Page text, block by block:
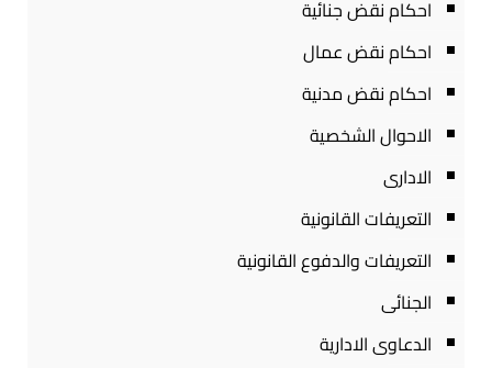
احكام نقض جنائية
احكام نقض عمال
احكام نقض مدنية
الاحوال الشخصية
الادارى
التعريفات القانونية
التعريفات والدفوع القانونية
الجنائى
الدعاوى الادارية